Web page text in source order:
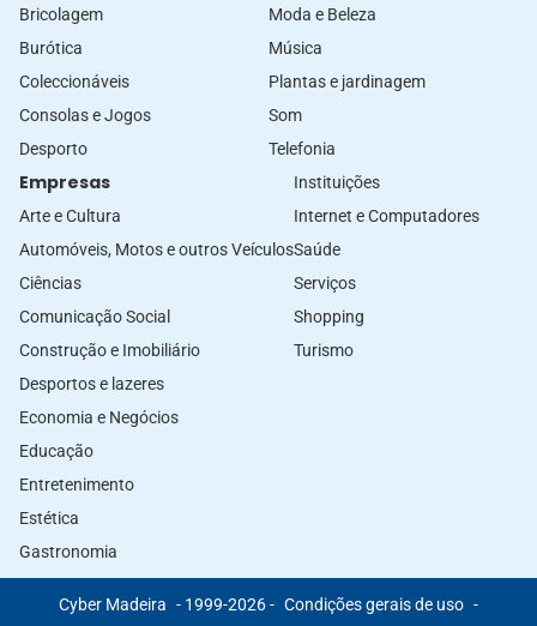
Bricolagem
Burótica
Coleccionáveis
Consolas e Jogos
Desporto
Moda e Beleza
Música
Plantas e jardinagem
Som
Telefonia
Empresas
Arte e Cultura
Automóveis, Motos e outros Veículos
Ciências
Comunicação Social
Construção e Imobiliário
Desportos e lazeres
Economia e Negócios
Educação
Entretenimento
Estética
Gastronomia
Instituições
Internet e Computadores
Saúde
Serviços
Shopping
Turismo
Cyber Madeira - 1999-2026 - Condições gerais de uso -